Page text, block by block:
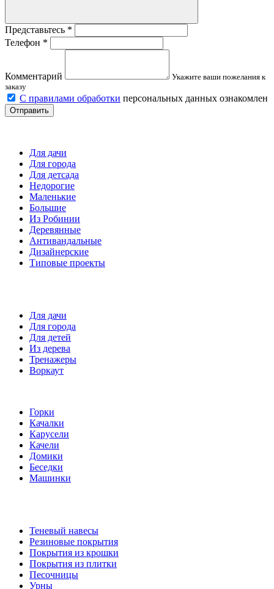
Представьтесь *
Телефон *
Комментарий
Укажите ваши пожелания к
заказу
С правилами обработки персональных данных ознакомлен
Отправить
Для дачи
Для города
Для детсада
Недорогие
Маленькие
Большие
Из Робинии
Деревянные
Антивандальные
Дизайнерские
Типовые проекты
Для дачи
Для города
Для детей
Из дерева
Тренажеры
Воркаут
Горки
Качалки
Карусели
Качели
Домики
Беседки
Машинки
Теневый навесы
Резиновые покрытия
Покрытия из крошки
Покрытия из плитки
Песочницы
Урны